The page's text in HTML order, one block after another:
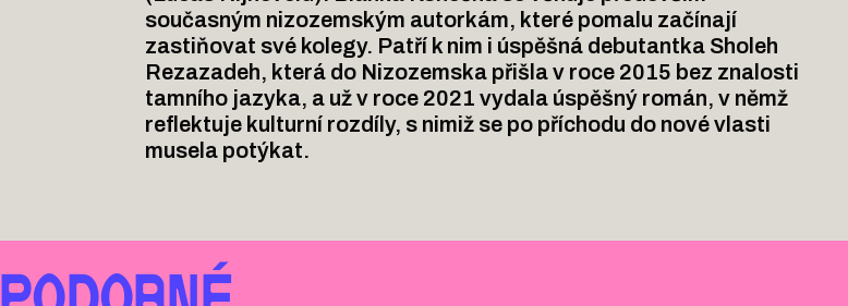
současným nizozemským autorkám, které pomalu začínají
zastiňovat své kolegy. Patří k nim i úspěšná debutantka Sholeh
Rezazadeh, která do Nizozemska přišla v roce 2015 bez znalosti
tamního jazyka, a už v roce 2021 vydala úspěšný román, v němž
reflektuje kulturní rozdíly, s nimiž se po příchodu do nové vlasti
musela potýkat.